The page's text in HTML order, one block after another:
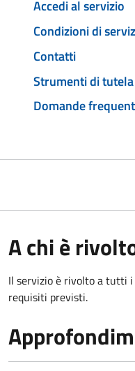
Accedi al servizio
Condizioni di
Contatti
Strumenti di tutela
Domande
A chi è
Il servizio è rivolto a tutti
requisiti previsti.